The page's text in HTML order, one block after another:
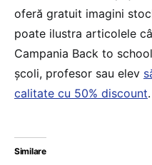
oferă gratuit imagini
poate ilustra articolele
Campania Back to
școli, profesor sau elev
calitate cu 50% discount.
Similare